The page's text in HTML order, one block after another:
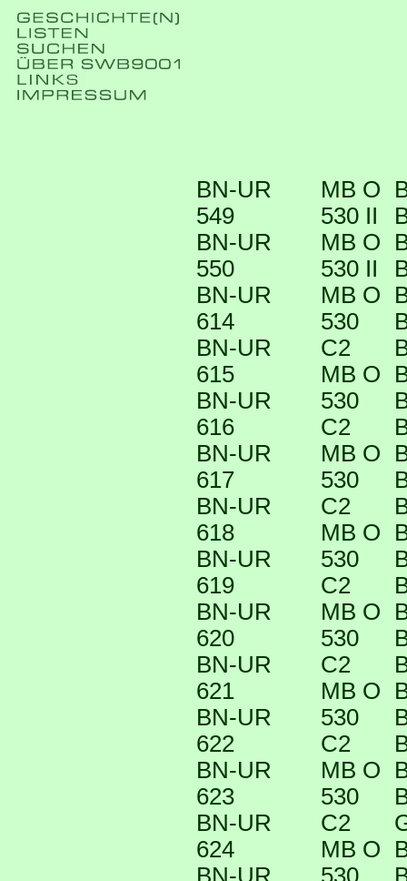
BN-UR
549
BN-UR
550
BN-UR
614
BN-UR
615
BN-UR
616
BN-UR
617
BN-UR
618
BN-UR
619
BN-UR
620
BN-UR
621
BN-UR
622
BN-UR
623
BN-UR
624
BN-UR
MB O
530 II
MB O
530 II
MB O
530
C2
MB O
530
C2
MB O
530
C2
MB O
530
C2
MB O
530
C2
MB O
530
C2
MB O
530
C2
MB O
530